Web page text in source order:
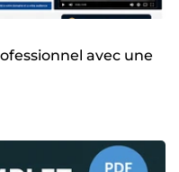
avec une